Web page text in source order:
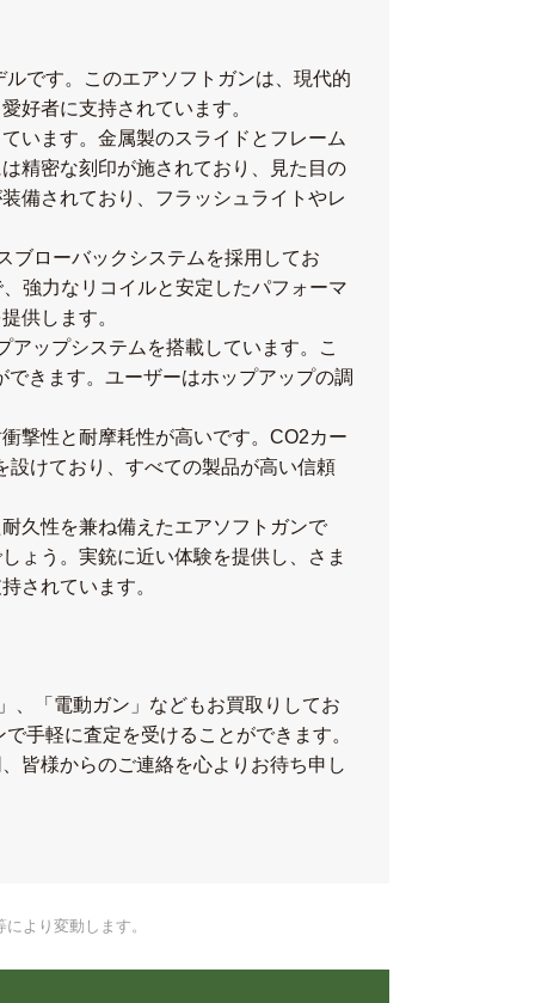
です。このエアソフトガンは、現代的
好者に支持されています。
います。金属製のスライドとフレーム
精密な刻印が施されており、見た目の
備されており、フラッシュライトやレ
ブローバックシステムを採用してお
強力なリコイルと安定したパフォーマ
供します。
ップシステムを搭載しています。こ
きます。ユーザーはホップアップの調
撃性と耐摩耗性が高いです。CO2カー
けており、すべての製品が高い信頼
久性を兼ね備えたエアソフトガンで
ょう。実銃に近い体験を提供し、さま
されています。
、「電動ガン」などもお買取りしてお
手軽に査定を受けることができます。
皆様からのご連絡を心よりお待ち申し
より変動します。